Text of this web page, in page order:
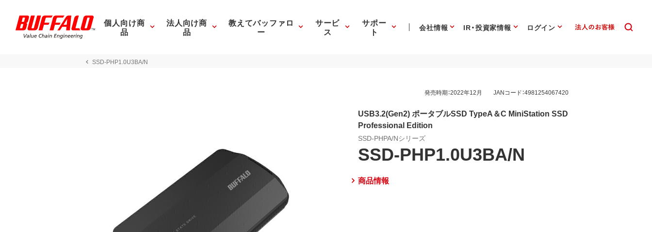
個人向け商
品
法人向け商
品
教えてバッファロ
ー
サービ
ス
サポー
ト 会社情報 IR・投資家情報 ログイン
SSD-PHP1.0U3BA/N
発売時期：2022年12月 JANコード：4981254067420
USB3.2(Gen2) ポータブルSSD TypeA＆C MiniStation SSD
Professional Edition
SSD-PHPA/Nシリーズ
SSD-PHP1.0U3BA/N
商品情報